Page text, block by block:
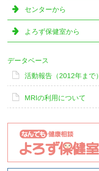
センターから
よろず保健室から
データベース
活動報告（2012年まで）
MRIの利用について